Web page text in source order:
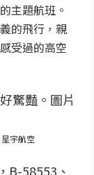
主題航班。
的飛行，親
受過的高空
星宇航空